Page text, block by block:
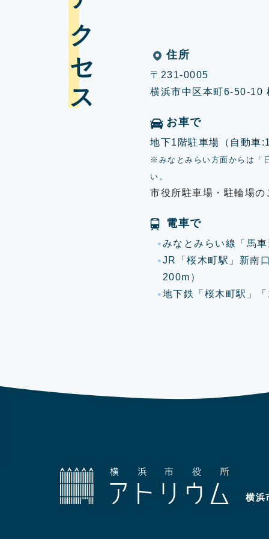
アクセス 住所
〒231-0005
横浜市中区本町6-50-10
お車で
地下1階駐車場（自動車
※みなとみらい方面からは「
い。
市役所駐車場・駐輪場の
電車で
みなとみらい線「馬
JR「桜木町駅」新南
200m）
地下鉄「桜木町駅」
横浜